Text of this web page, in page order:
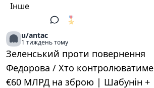
Інше
🎖️
u/antac
1 тиждень тому
Зеленський проти повернення
Федорова / Хто контролюватиме
€60 МЛРД на зброю | Шабунін +